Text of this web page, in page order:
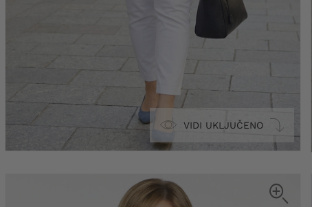
VIDI UKLJUČENO